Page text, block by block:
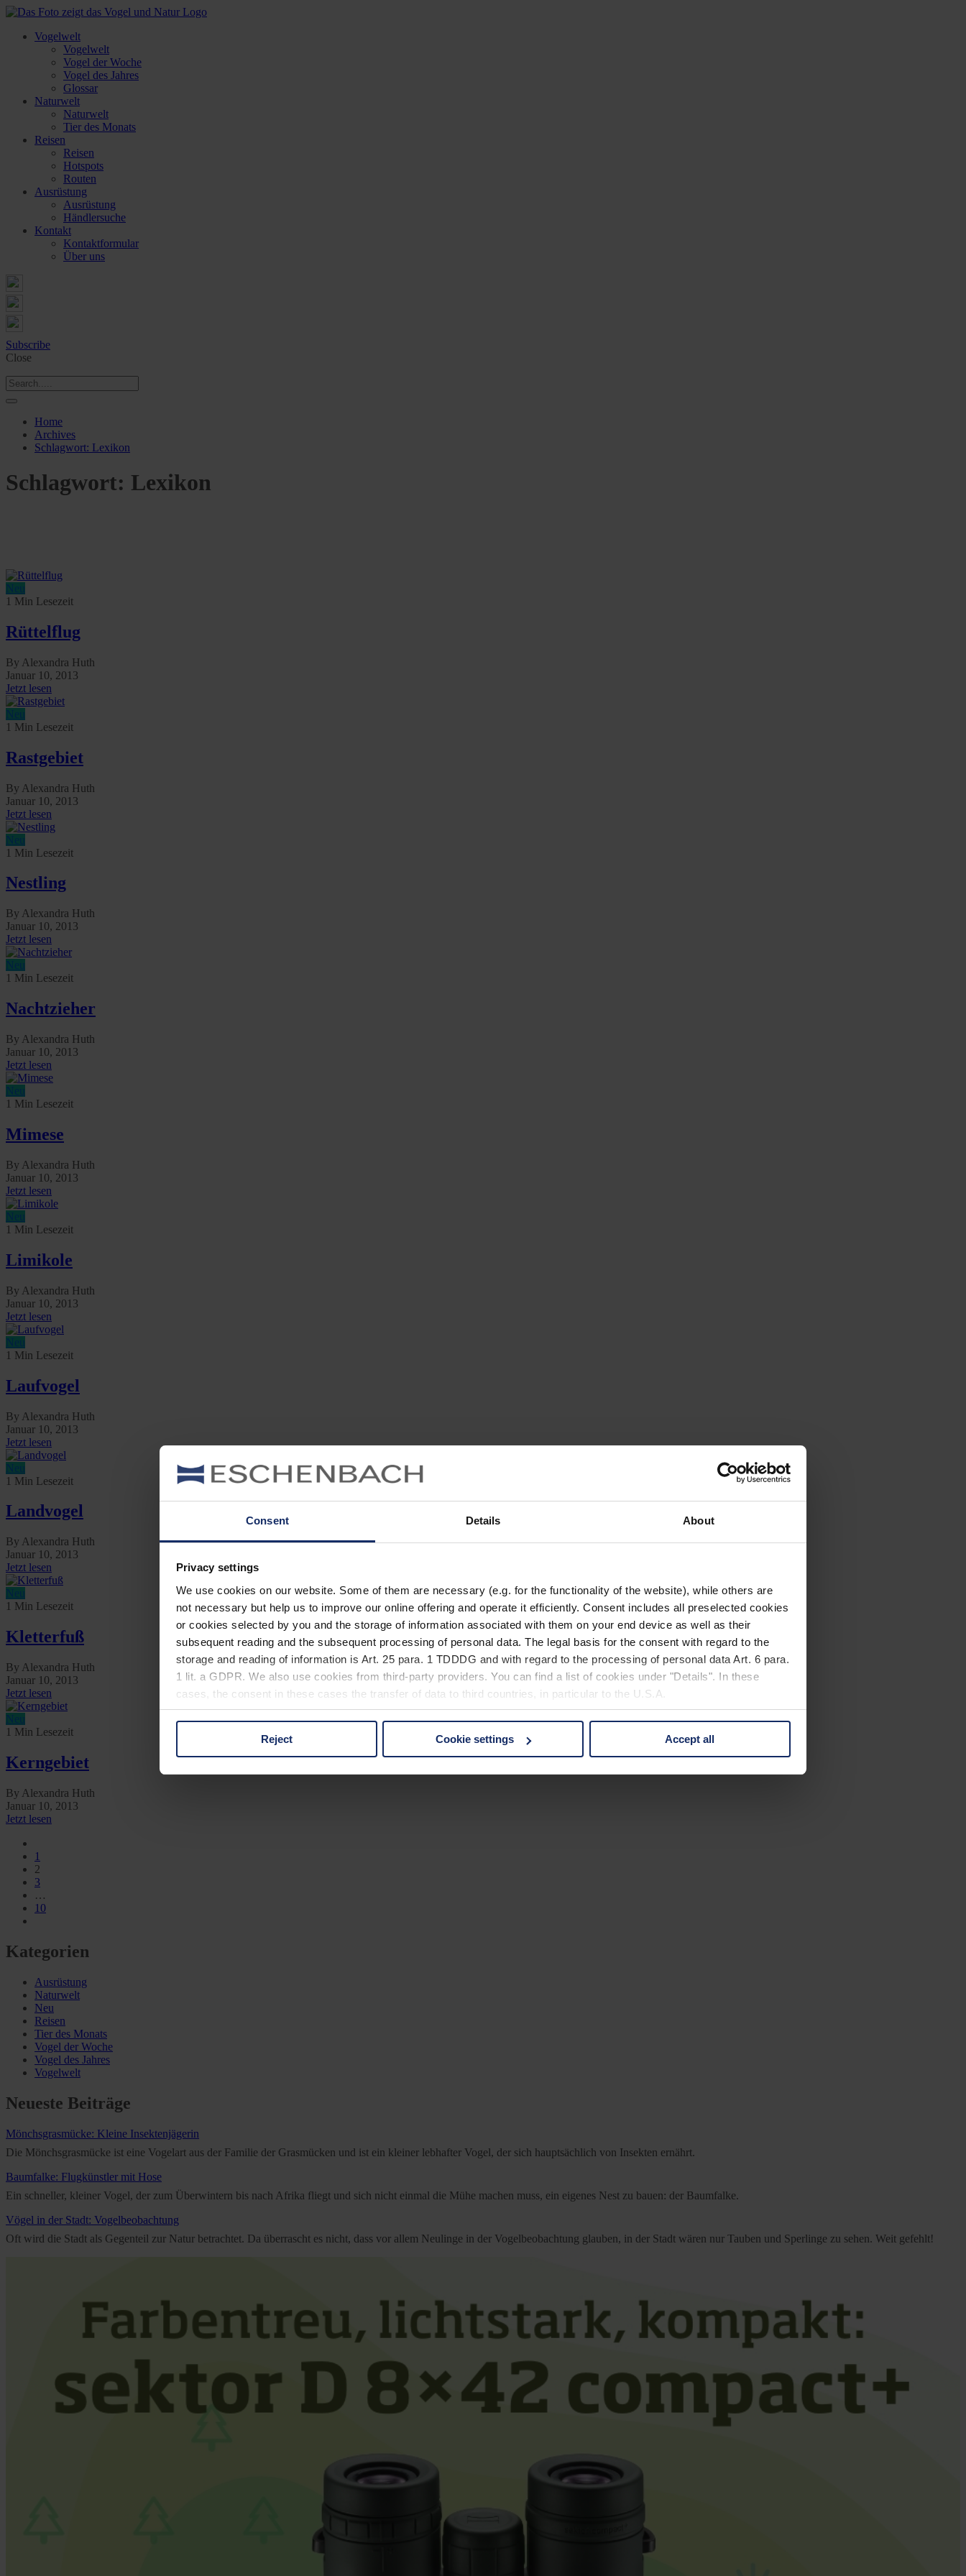
Consent Details About
Privacy settings
We use cookies on our website. Some of them are necessary (e.g. for the functionality of the website), while others are
not necessary but help us to improve our online offering and operate it efficiently. Consent includes all preselected cookies
or cookies selected by you and the storage of information associated with them on your end device as well as their
subsequent reading and the subsequent processing of personal data. The legal basis for the consent with regard to the
storage and reading of information is Art. 25 para. 1 TDDDG and with regard to the processing of personal data Art. 6 para.
1 lit. a GDPR. We also use cookies from third-party providers. You can find a list of cookies under "Details". In these
cases, the consent in these cases the transfer of data to third countries, in particular to the U.S.A.
You can consent to the use of non-essential cookies by clicking on the "Accept all" button or change your mind by clicking
Reject Cookie settings Accept all
Vogelwelt
Vogelwelt
Vogel der Woche
Vogel des Jahres
Glossar
Naturwelt
Naturwelt
Tier des Monats
Reisen
Reisen
Hotspots
Routen
Ausrüstung
Ausrüstung
Händlersuche
Kontakt
Kontaktformular
Über uns
Subscribe
Close
Home
Archives
Schlagwort: Lexikon
Schlagwort: Lexikon
1 Min Lesezeit
Rüttelflug
By Alexandra Huth
Januar 10, 2013
Jetzt lesen
1 Min Lesezeit
Rastgebiet
By Alexandra Huth
Januar 10, 2013
Jetzt lesen
1 Min Lesezeit
Nestling
By Alexandra Huth
Januar 10, 2013
Jetzt lesen
1 Min Lesezeit
Nachtzieher
By Alexandra Huth
Januar 10, 2013
Jetzt lesen
1 Min Lesezeit
Mimese
By Alexandra Huth
Januar 10, 2013
Jetzt lesen
1 Min Lesezeit
Limikole
By Alexandra Huth
Januar 10, 2013
Jetzt lesen
1 Min Lesezeit
Laufvogel
By Alexandra Huth
Januar 10, 2013
Jetzt lesen
1 Min Lesezeit
Landvogel
By Alexandra Huth
Januar 10, 2013
Jetzt lesen
1 Min Lesezeit
Kletterfuß
By Alexandra Huth
Januar 10, 2013
Jetzt lesen
1 Min Lesezeit
Kerngebiet
By Alexandra Huth
Januar 10, 2013
Jetzt lesen
1
2
3
…
10
Kategorien
Ausrüstung
Naturwelt
Neu
Reisen
Tier des Monats
Vogel der Woche
Vogel des Jahres
Vogelwelt
Neueste Beiträge
Mönchsgrasmücke: Kleine Insektenjägerin
Die Mönchsgrasmücke ist eine Vogelart aus der Familie der Grasmücken und ist ein kleiner lebhafter Vogel, der sich hauptsächlich von Insekten ernährt.
Baumfalke: Flugkünstler mit Hose
Ein schneller, kleiner Vogel, der zum Überwintern bis nach Afrika fliegt und sich nicht einmal die Mühe machen muss, ein eigenes Nest zu bauen: der Baumfalke.
Vögel in der Stadt: Vogelbeobachtung
Oft wird die Stadt als Gegenteil zur Natur betrachtet. Da überrascht es nicht, dass vor allem Neulinge in der Vogelbeobachtung glauben, in der Stadt wären nur Tauben und Sperlinge zu sehen. Weit gefehlt!